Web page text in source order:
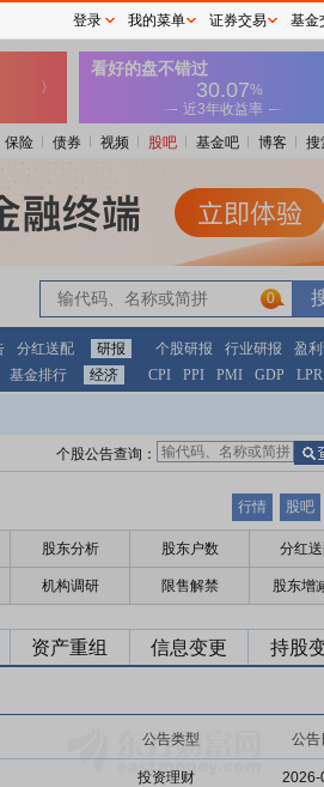
保险 债券 视频 股吧 基金吧 博客 搜
0
分红送配 研报 个股研报 行业研报
盈
基金排行 经济 CPI PPI PMI GDP LPR
个股公告查询：
行情 股吧
股东分析 股东户数 分红
机构调研 限售解禁 股东增
资产重组 信息变更 持股
公告类型 公告
投资理财 2026-
登录 我的菜单 证券交易 基金